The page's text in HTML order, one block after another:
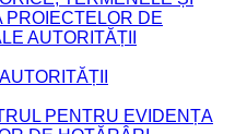
PROIECTELOR DE
AUTORITĂȚII
PENTRU EVIDENȚA